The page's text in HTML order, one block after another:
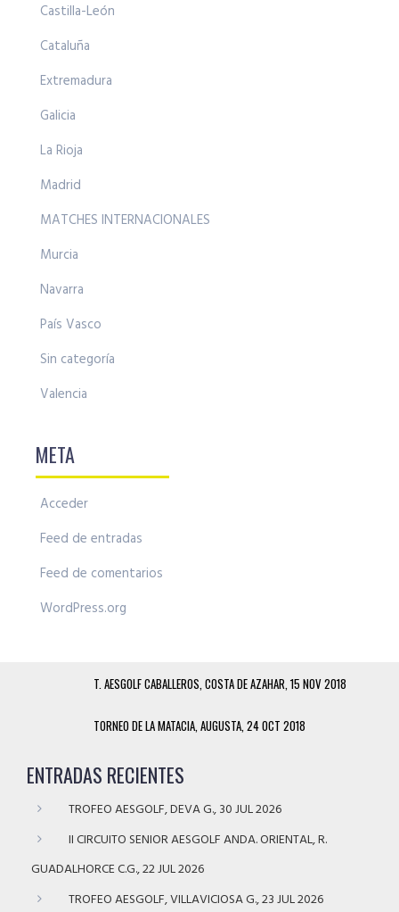
Castilla-León
Cataluña
Extremadura
Galicia
La Rioja
Madrid
MATCHES INTERNACIONALES
Murcia
Navarra
País Vasco
Sin categoría
Valencia
META
Acceder
Feed de entradas
Feed de comentarios
WordPress.org
T. AESGOLF CABALLEROS, COSTA DE AZAHAR, 15 NOV 2018
TORNEO DE LA MATACIA, AUGUSTA, 24 OCT 2018
ENTRADAS RECIENTES
TROFEO AESGOLF, DEVA G., 30 JUL 2026
II CIRCUITO SENIOR AESGOLF ANDA. ORIENTAL, R.
GUADALHORCE C.G., 22 JUL 2026
TROFEO AESGOLF, VILLAVICIOSA G., 23 JUL 2026